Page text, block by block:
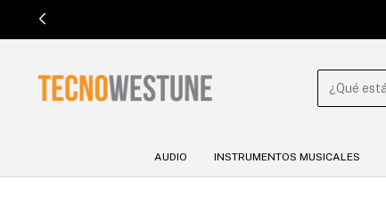
AUDIO INSTRUMENTOS MUSICALES